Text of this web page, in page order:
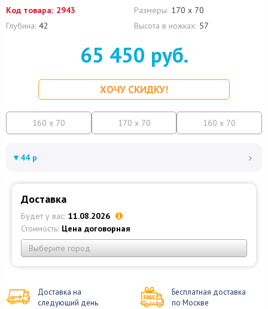
Код товара: 2943 Размеры: 170 х 70
Глубина: 42 Высота в ножках: 57
65 450 руб.
ХОЧУ СКИДКУ!
160 x 70 170 x 70 160 x 70
▼ 44 р ›
Доставка
Будет у вас: 11.08.2026
Стоимость: Цена договорная
Выберите город
Доставка на
следующий день
Бесплатная доставка
по Москве